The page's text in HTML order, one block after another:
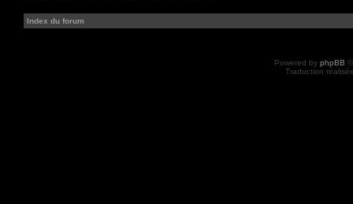
Index du forum
Powered by phpBB
Traduction